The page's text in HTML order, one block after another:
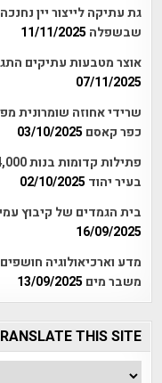
גת עתיקה לייצור יין
שבשפלה 11/11/2025
אוצר מטבעות עתיקים
07/11/2025
כפר קאסם 03/10/2025
בעיר יהוד 02/10/2025
בית הגמדים של קיבוץ
16/09/2025
מדע וארכיאולוגיה
משבר מים 13/09/2025
THIS SITE!